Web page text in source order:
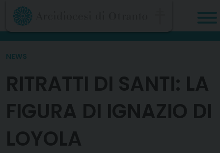
Skip
content
NEWS
RITRATTI DI SANTI: LA
FIGURA DI IGNAZIO DI
LOYOLA